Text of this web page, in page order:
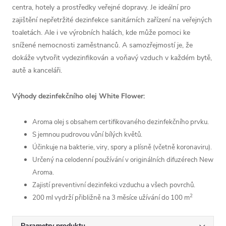
centra, hotely a prostředky veřejné dopravy. Je ideální pro
zajištění nepřetržité dezinfekce sanitárních zařízení na veřejných
toaletách. Ale i ve výrobních halách, kde může pomoci ke
snížené nemocnosti zaměstnanců. A samozřejmostí je, že
dokáže vytvořit vydezinfikován a voňavý vzduch v každém bytě,
autě a kanceláři.
Výhody dezinfekčního olej White Flower:
Aroma olej s obsahem certifikovaného dezinfekčního prvku.
S jemnou pudrovou vůní bílých květů.
Účinkuje na bakterie, viry, spory a plísně (včetně koronaviru).
Určený na celodenní používání v originálních difuzérech New
Aroma.
Zajistí preventivní dezinfekci vzduchu a všech povrchů.
200 ml vydrží přibližně na 3 měsíce užívání do 100 m2